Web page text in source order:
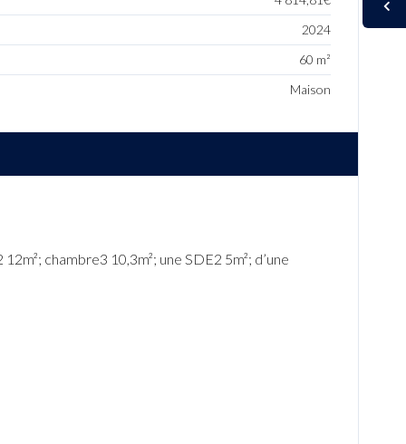
2024
60 m²
Maison
chambre3 10,3m²; une SDE2 5m²; d’une